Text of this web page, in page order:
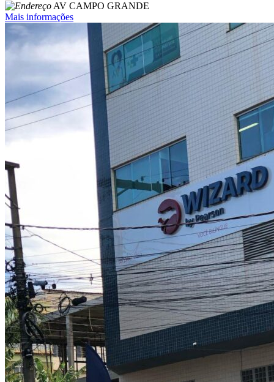
AV CAMPO GRANDE
Mais informações